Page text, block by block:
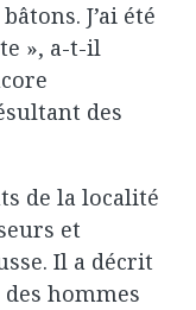
J’ai été
», a-t-il
des
de la localité
et
Il a décrit
hommes